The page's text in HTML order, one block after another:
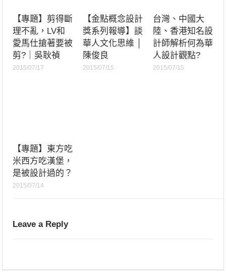
【專題】剪得斷
理不亂，LV和
愛馬仕搶著要被
剪?｜吳耿禎
2015/07/17
【金點概念設計
獎系列報導】談
華人文化思維 │
陳俊良
2015/07/15
台灣、中國大
陸、香港知名設
計師解析何為華
人設計觀點?
2015/07/15
【專題】東方吃
米西方吃漢堡，
是被設計過的？
2015/07/14
Leave a Reply